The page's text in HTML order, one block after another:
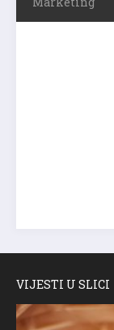
Marketing
VIJESTI U SLICI